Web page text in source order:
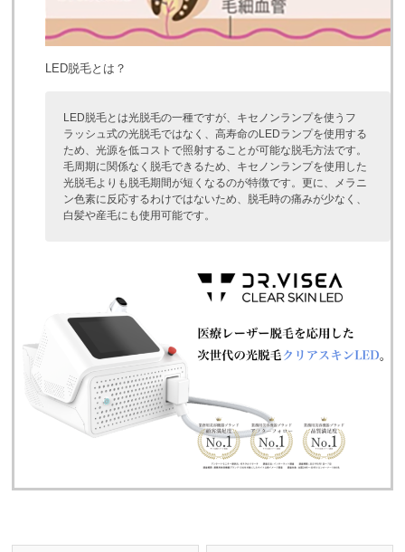
LED脱毛とは？
LED脱毛とは光脱毛の一種ですが、キセノンランプを使うフ
ラッシュ式の光脱毛ではなく、高寿命のLEDランプを使用する
ため、光源を低コストで照射することが可能な脱毛方法です。
毛周期に関係なく脱毛できるため、キセノンランプを使用した
光脱毛よりも脱毛期間が短くなるのが特徴です。更に、メラニ
ン色素に反応するわけではないため、脱毛時の痛みが少なく、
白髪や産毛にも使用可能です。